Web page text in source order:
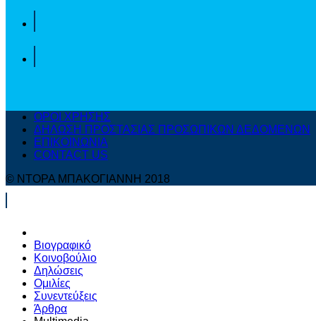
ΟΡΟΙ ΧΡΗΣΗΣ
ΔΗΛΩΣΗ ΠΡΟΣΤΑΣΙΑΣ ΠΡΟΣΩΠΙΚΩΝ ΔΕΔΟΜΕΝΩΝ
ΕΠΙΚΟΙΝΩΝΙΑ
CONTACT US
© ΝΤΟΡΑ ΜΠΑΚΟΓΙΑΝΝΗ 2018
Βιογραφικό
Κοινοβούλιο
Δηλώσεις
Ομιλίες
Συνεντεύξεις
Άρθρα